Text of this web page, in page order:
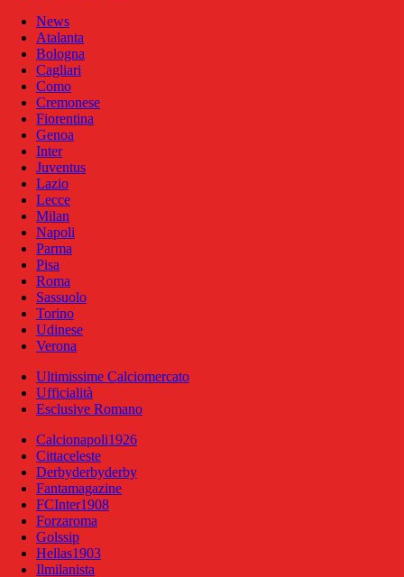
News
Atalanta
Bologna
Cagliari
Como
Cremonese
Fiorentina
Genoa
Inter
Juventus
Lazio
Lecce
Milan
Napoli
Parma
Pisa
Roma
Sassuolo
Torino
Udinese
Verona
Ultimissime Calciomercato
Ufficialità
Esclusive Romano
Calcionapoli1926
Cittaceleste
Derbyderbyderby
Fantamagazine
FCInter1908
Forzaroma
Golssip
Hellas1903
Ilmilanista